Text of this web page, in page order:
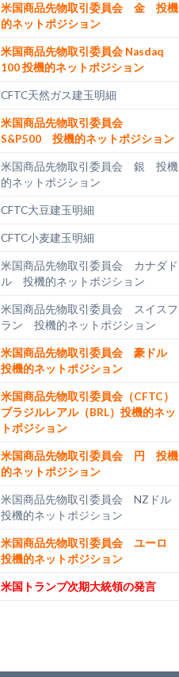
米国商品先物取引委員会 金 投機
的ネットポジション
米国商品先物取引委員会 Nasdaq
100 投機的ネットポジション
CFTC天然ガス建玉明細
米国商品先物取引委員会
S&P500 投機的ネットポジション
米国商品先物取引委員会 銀 投機
的ネットポジション
CFTC大豆建玉明細
CFTC小麦建玉明細
米国商品先物取引委員会 カナダド
ル 投機的ネットポジション
米国商品先物取引委員会 スイスフ
ラン 投機的ネットポジション
米国商品先物取引委員会 豪ドル
投機的ネットポジション
米国商品先物取引委員会（CFTC）
ブラジルレアル（BRL）投機的ネッ
トポジション
米国商品先物取引委員会 円 投機
的ネットポジション
米国商品先物取引委員会 NZドル
投機的ネットポジション
米国商品先物取引委員会 ユーロ
投機的ネットポジション
米国トランプ次期大統領の発言